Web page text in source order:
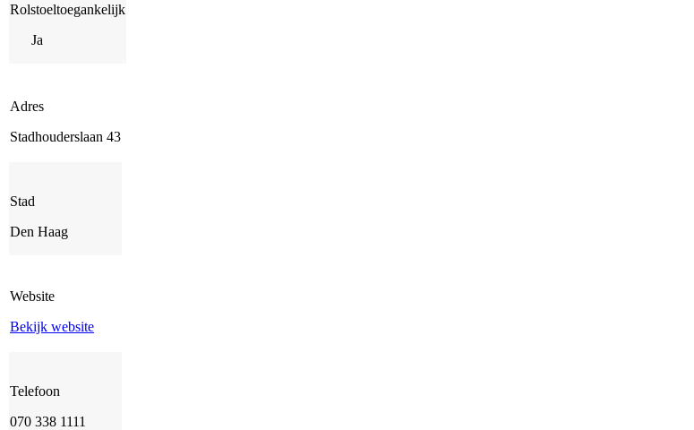
Rolstoeltoegankelijk
Ja
Adres
Stadhouderslaan 43
Stad
Den Haag
Website
Bekijk website
Telefoon
070 338 1111